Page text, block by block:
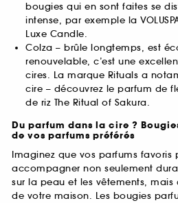
bougies qui en sont faites se
intense, par exemple la
Luxe Candle.
Colza – brûle longtemps, est
renouvelable, c’est une
cires. La marque Rituals a
cire – découvrez le parfum de
de riz The Ritual of Sakura.
Du parfum dans la cire ?
de vos parfums préférés
Imaginez que vos parfums favoris
accompagner non seulement
sur la peau et les vêtements, mais
de votre maison. Les bougies